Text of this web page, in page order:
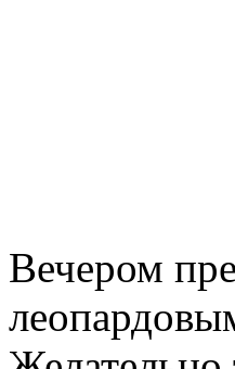
Вечером